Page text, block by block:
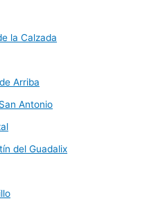
la Calzada
Arriba
Antonio
del Guadalix